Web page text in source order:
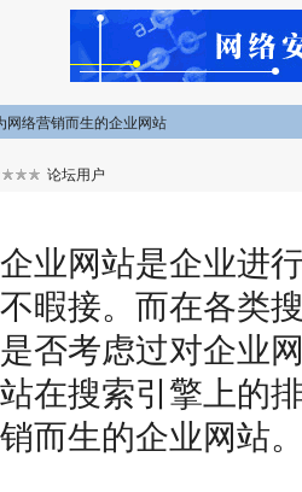
网络营销而生的企业网站
论坛用户
业网站是企业进
暇接。而在各类
否考虑过对企业
在搜索引擎上的
而生的企业网站